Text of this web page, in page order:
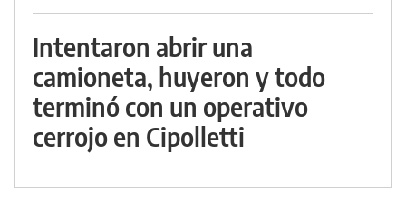
Intentaron abrir una
camioneta, huyeron y todo
terminó con un operativo
cerrojo en Cipolletti